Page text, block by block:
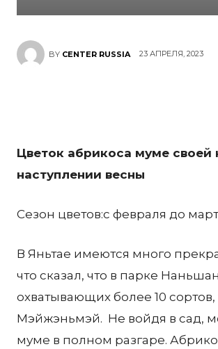
BY CENTER RUSSIA 23 АПРЕЛЯ, 2023
Цветок абрикоса муме своей
наступлении весны
Сезон цветов:с февраля до
В Яньтае имеются много
что сказал, что в парке
охватывающих более 10
Мэйжэньмэй. Не войдя в сад,
муме в полном разгаре.